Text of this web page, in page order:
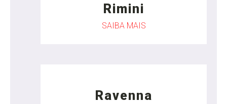
Rimini
SAIBA MAIS
Ravenna